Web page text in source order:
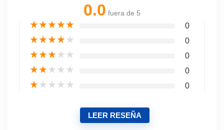
0.0 fuera de 5
★★★★★ 0
★★★★★ 0
★★★★★ 0
★★★★★ 0
★★★★★ 0
LEER RESEÑA